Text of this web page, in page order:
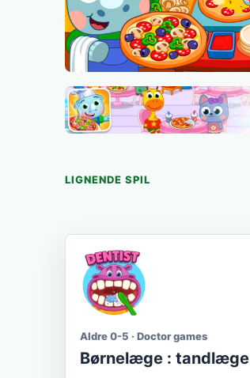
LIGNENDE SPIL
Aldre 0-5 · Doctor games
Børnelæge : tandlæge